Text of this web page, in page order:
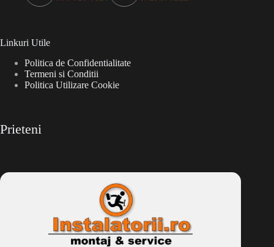
Linkuri Utile
Politica de Confidentialitate
Termeni si Conditii
Politica Utilizare Cookie
Prieteni